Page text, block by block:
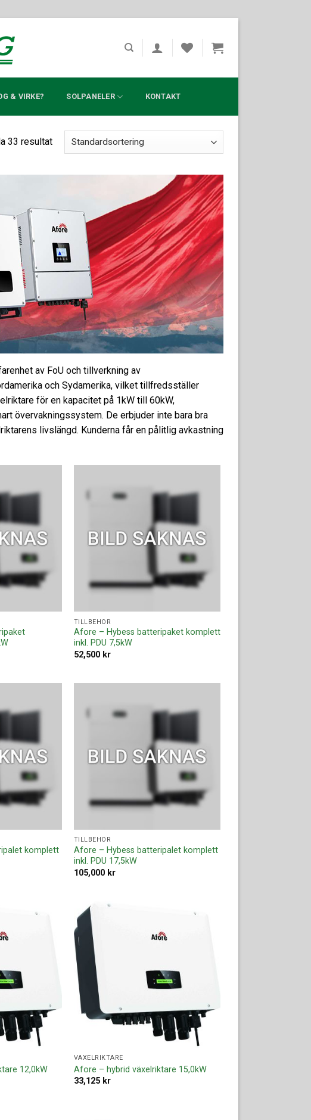
& VIRKE? SOLPANELER KONTAKT
33 resultat
av FoU och tillverkning av
och Sydamerika, vilket tillfredsställer
för en kapacitet på 1kW till 60kW,
övervakningssystem. De erbjuder inte bara bra
livslängd. Kunderna får en pålitlig avkastning
Lägg till i
Lägg till i
TILLBEHÖR
Afore – Hybess batteripaket komplett
inkl. PDU 7,5kW
52,500 kr
Lägg till i
komplett
Lägg till i
TILLBEHÖR
Afore – Hybess batteripalet komplett
inkl. PDU 17,5kW
105,000 kr
12,0kW
VÄXELRIKTARE
Afore – hybrid växelriktare 15,0kW
33,125 kr